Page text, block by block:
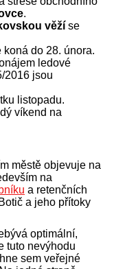
.
věží se
do 28. února.
ledové
2016 jsou
listopadu.
víkend na
městě objevuje na
na
a retenčních
a jeho přítoky
optimální,
tuto nevýhodu
sem veřejné